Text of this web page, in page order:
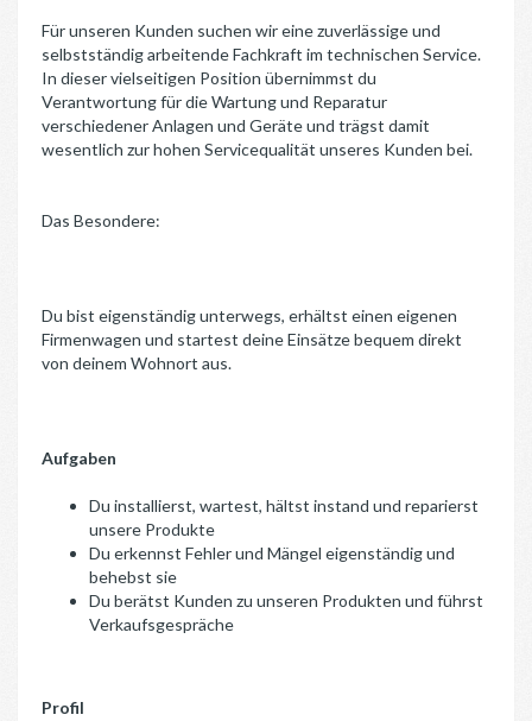
Für unseren Kunden suchen wir eine zuverlässige und
selbstständig arbeitende Fachkraft im technischen Service.
In dieser vielseitigen Position übernimmst du
Verantwortung für die Wartung und Reparatur
verschiedener Anlagen und Geräte und trägst damit
wesentlich zur hohen Servicequalität unseres Kunden bei.
Das Besondere:
Du bist eigenständig unterwegs, erhältst einen eigenen
Firmenwagen und startest deine Einsätze bequem direkt
von deinem Wohnort aus.
Aufgaben
Du installierst, wartest, hältst instand und reparierst
unsere Produkte
Du erkennst Fehler und Mängel eigenständig und
behebst sie
Du berätst Kunden zu unseren Produkten und führst
Verkaufsgespräche
Profil